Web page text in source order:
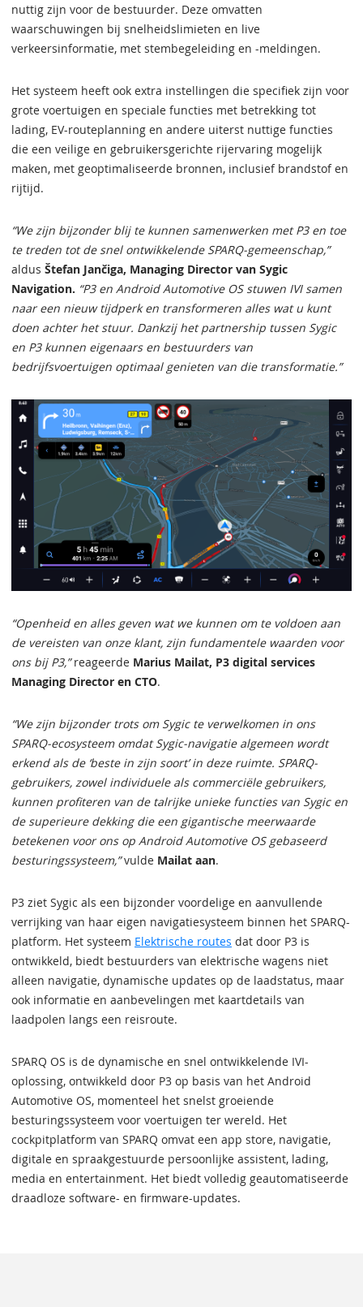
nuttig zijn voor de bestuurder. Deze omvatten
waarschuwingen bij snelheidslimieten en live
verkeersinformatie, met stembegeleiding en -meldingen.
Het systeem heeft ook extra instellingen die specifiek zijn voor
grote voertuigen en speciale functies met betrekking tot
lading, EV-routeplanning en andere uiterst nuttige functies
die een veilige en gebruikersgerichte rijervaring mogelijk
maken, met geoptimaliseerde bronnen, inclusief brandstof en
rijtijd.
“We zijn bijzonder blij te kunnen samenwerken met P3 en toe
te treden tot de snel ontwikkelende SPARQ-gemeenschap,”
aldus Štefan Jančiga, Managing Director van Sygic
Navigation. “P3 en Android Automotive OS stuwen IVI samen
naar een nieuw tijdperk en transformeren alles wat u kunt
doen achter het stuur. Dankzij het partnership tussen Sygic
en P3 kunnen eigenaars en bestuurders van
bedrijfsvoertuigen optimaal genieten van die transformatie.”
“Openheid en alles geven wat we kunnen om te voldoen aan
de vereisten van onze klant, zijn fundamentele waarden voor
ons bij P3,”reageerde Marius Mailat, P3 digital services
Managing Director en CTO.
“We zijn bijzonder trots om Sygic te verwelkomen in ons
SPARQ-ecosysteem omdat Sygic-navigatie algemeen wordt
erkend als de ‘beste in zijn soort’ in deze ruimte. SPARQ-
gebruikers, zowel individuele als commerciële gebruikers,
kunnen profiteren van de talrijke unieke functies van Sygic en
de superieure dekking die een gigantische meerwaarde
betekenen voor ons op Android Automotive OS gebaseerd
besturingssysteem,”vulde Mailat aan.
P3 ziet Sygic als een bijzonder voordelige en aanvullende
verrijking van haar eigen navigatiesysteem binnen het SPARQ-
platform. Het systeem Elektrische routes dat door P3 is
ontwikkeld, biedt bestuurders van elektrische wagens niet
alleen navigatie, dynamische updates op de laadstatus, maar
ook informatie en aanbevelingen met kaartdetails van
laadpolen langs een reisroute.
SPARQ OS is de dynamische en snel ontwikkelende IVI-
oplossing, ontwikkeld door P3 op basis van het Android
Automotive OS, momenteel het snelst groeiende
besturingssysteem voor voertuigen ter wereld. Het
cockpitplatform van SPARQ omvat een app store, navigatie,
digitale en spraakgestuurde persoonlijke assistent, lading,
media en entertainment. Het biedt volledig geautomatiseerde
draadloze software- en firmware-updates.